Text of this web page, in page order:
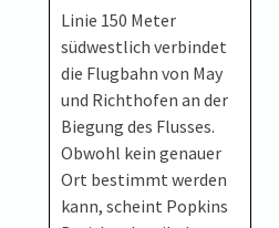
Linie 150 Meter
südwestlich verbindet
die Flugbahn von May
und Richthofen an der
Biegung des Flusses.
Obwohl kein genauer
Ort bestimmt werden
kann, scheint Popkins